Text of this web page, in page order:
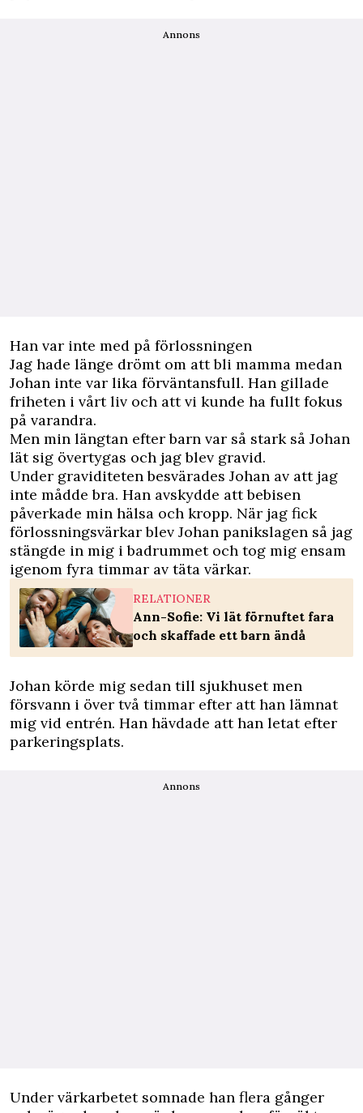
Annons
Han var inte med på förlossningen
Jag hade länge drömt om att bli mamma medan
Johan inte var lika förväntansfull. Han gillade
friheten i vårt liv och att vi kunde ha fullt fokus
på varandra.
Men min längtan efter barn var så stark så Johan
lät sig övertygas och jag blev gravid.
Under graviditeten besvärades Johan av att jag
inte mådde bra. Han avskydde att bebisen
påverkade min hälsa och kropp. När jag fick
förlossningsvärkar blev Johan panikslagen så jag
stängde in mig i badrummet och tog mig ensam
igenom fyra timmar av täta värkar.
RELATIONER
Ann-Sofie: Vi lät förnuftet fara
och skaffade ett barn ändå
Johan körde mig sedan till sjukhuset men
försvann i över två timmar efter att han lämnat
mig vid entrén. Han hävdade att han letat efter
parkeringsplats.
Annons
Under värkarbetet somnade han flera gånger